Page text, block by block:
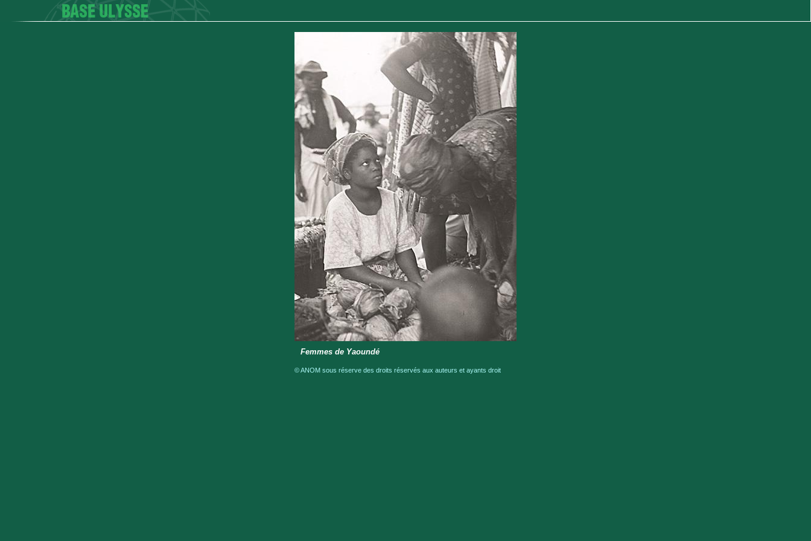
Femmes de Yaoundé
© ANOM sous réserve des droits réservés aux auteurs et ayants droit